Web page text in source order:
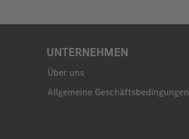
UNTERNEHMEN
Über uns
Allgemeine Geschäftsbedingungen